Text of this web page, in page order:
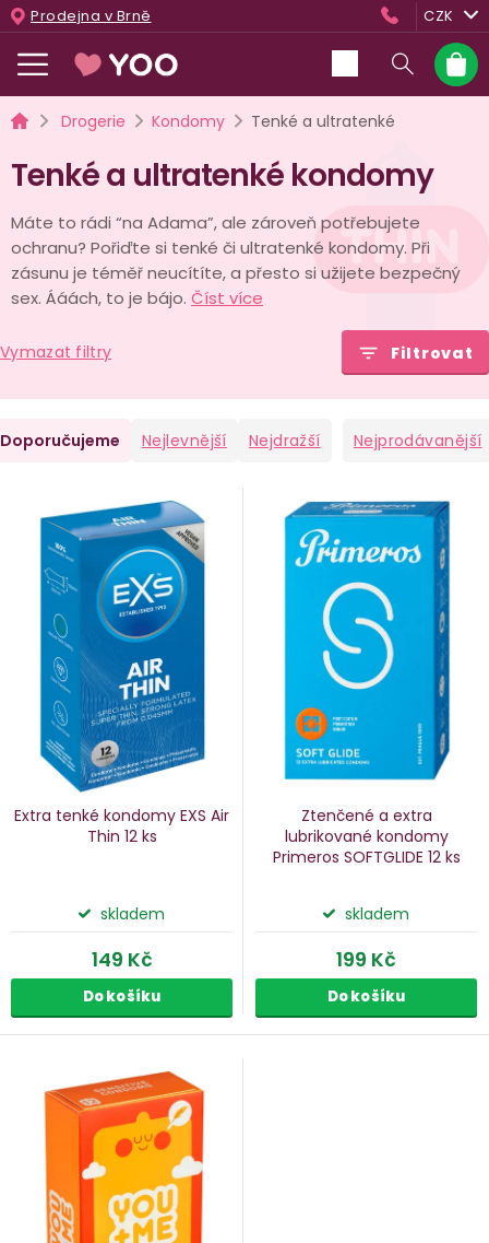
Přejít
na
obsah
Prodejna v Brně CZK
košík
DomůDrogerie Kondomy Tenké a ultratenké
Tenké a ultratenké kondomy
Máte to rádi “na Adama”, ale zároveň potřebujete
ochranu? Pořiďte si tenké či ultratenké kondomy. Při
zásunu je téměř neucítíte, a přesto si užijete bezpečný
sex. Ááách, to je bájo. Číst více
Vymazat filtry Filtrovat
Doporučujeme Nejlevnější Nejdražší Nejprodávanější
uExtra tenké kondomy EXS Air
Thin 12 ks
skladem
149 Kč
Do košíku
Ztenčené a extra
lubrikované kondomy
Primeros SOFTGLIDE 12 ks
skladem
199 Kč
Do košíku